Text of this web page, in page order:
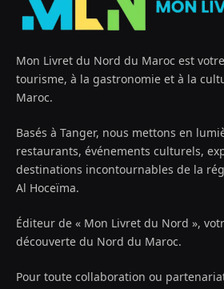
Mon Livret du Nord du Maroc est
tourisme, à la gastronomie et à la
Maroc.
Basés à Tanger, nous mettons en
restaurants, événements culturels,
destinations incontournables de la
Al Hoceïma.
Éditeur de « Mon Livret du Nord »,
découverte du Nord du Maroc.
Pour toute collaboration ou